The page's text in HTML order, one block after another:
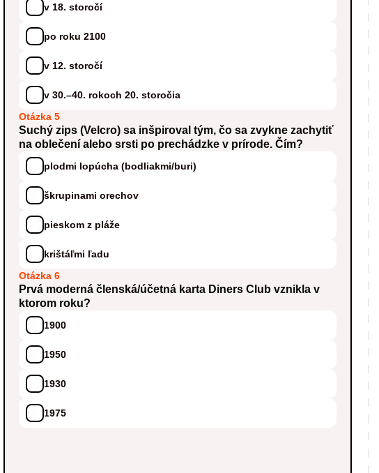
v 18. storočí
po roku 2100
v 12. storočí
v 30.–40. rokoch 20. storočia
Otázka 5
Suchý zips (Velcro) sa inšpiroval tým, čo sa zvykne zachytiť
na oblečení alebo srsti po prechádzke v prírode. Čím?
plodmi lopúcha (bodliakmi/buri)
škrupinami orechov
pieskom z pláže
krištáľmi ľadu
Otázka 6
Prvá moderná členská/účetná karta Diners Club vznikla v
ktorom roku?
1900
1950
1930
1975